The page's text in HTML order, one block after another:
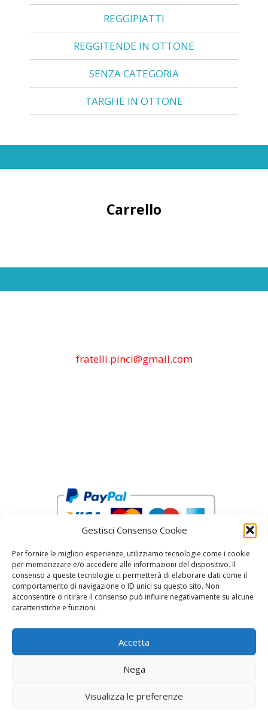
Gestisci Consenso Cookie
Per fornire le migliori esperienze, utilizziamo tecnologie come i cookie
per memorizzare e/o accedere alle informazioni del dispositivo. Il
consenso a queste tecnologie ci permetterà di elaborare dati come il
comportamento di navigazione o ID unici su questo sito. Non
acconsentire o ritirare il consenso può influire negativamente su alcune
caratteristiche e funzioni.
Accetta
Nega
Visualizza le preferenze
REGGIPIATTI
REGGITENDE IN OTTONE
SENZA CATEGORIA
TARGHE IN OTTONE
Carrello
fratelli.pinci@gmail.com
reCAPTCHA Google’s Privacy Policy and
© 2026 Fratelli Pinci by Fonderia Fattorini